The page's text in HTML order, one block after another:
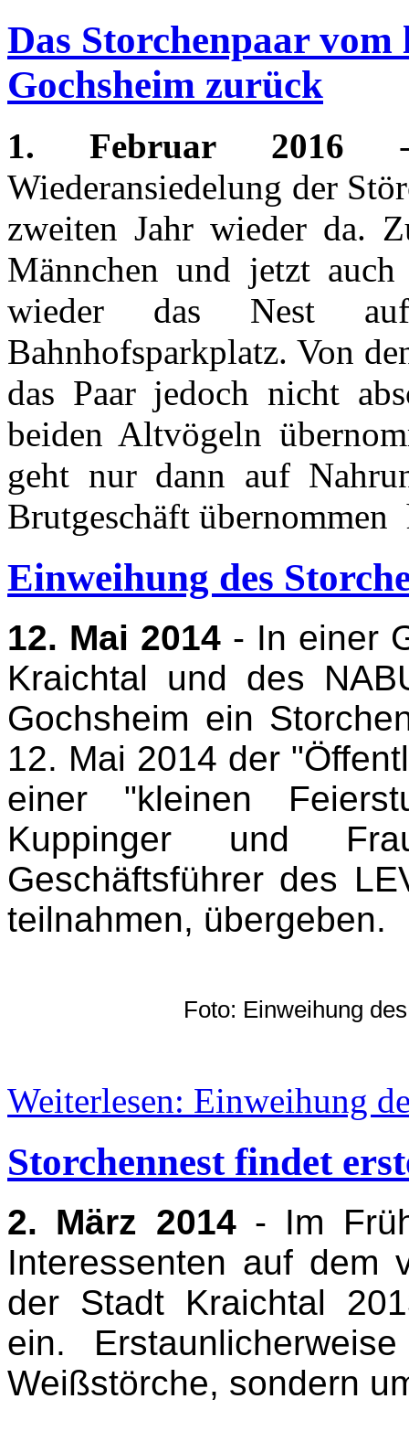
Das Storchenpaar
Gochsheim zurück
1. Februar 2016 -
Wiederansiedelung der
zweiten Jahr wieder da.
Männchen und jetzt
wieder das Nest
Bahnhofsparkplatz. Von
das Paar jedoch nicht
beiden Altvögeln
geht nur dann auf
Brutgeschäft übernommen
Einweihung des
12. Mai 2014 - In einer
Kraichtal und des
Gochsheim ein
12. Mai 2014 der
einer "kleinen
Kuppinger und
Geschäftsführer des
teilnahmen, übergeben.
Foto: Einweihung
Weiterlesen: Einweihung
Storchennest findet
2. März 2014- Im
Interessenten auf dem
der Stadt Kraichtal
ein.
Weißstörche, sondern